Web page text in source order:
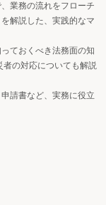
業務の流れをフローチ
解説した、実践的なマ
ておくべき法務面の知
者の対応についても解説
請書など、実務に役立